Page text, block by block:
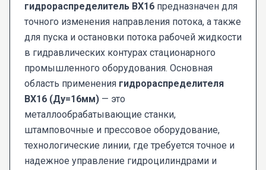
гидрораспределитель ВХ16 предназначен для
точного изменения направления потока, а также
для пуска и остановки потока рабочей жидкости
в гидравлических контурах стационарного
промышленного оборудования. Основная
область применения гидрораспределителя
ВХ16 (Ду=16мм) — это
металлообрабатывающие станки,
штамповочные и прессовое оборудование,
технологические линии, где требуется точное и
надежное управление гидроцилиндрами и